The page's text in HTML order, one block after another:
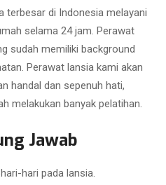
terbesar di Indonesia melayani
selama 24 jam. Perawat
sudah memiliki background
Perawat lansia kami akan
handal dan sepenuh hati,
melakukan banyak pelatihan.
Jawab
hari pada lansia.